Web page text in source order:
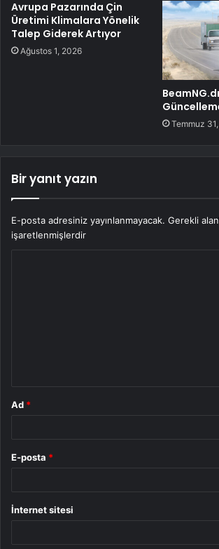
Avrupa Pazarında Çin
Üretimi Klimalara Yönelik
Talep Giderek Artıyor
Ağustos 1, 2026
Temmuz
Bir yanıt yazın
E-posta adresiniz yayınlanmayacak. Gerekli
işaretlenmişlerdir
Ad *
E-posta *
İnternet sitesi